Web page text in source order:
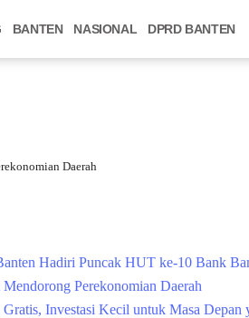
BANTEN NASIONAL DPRD BANTEN
Daerah
Hadiri Puncak HUT ke-10 Bank
Mendorong Perekonomian Daerah
Gratis, Investasi Kecil untuk Masa Depan